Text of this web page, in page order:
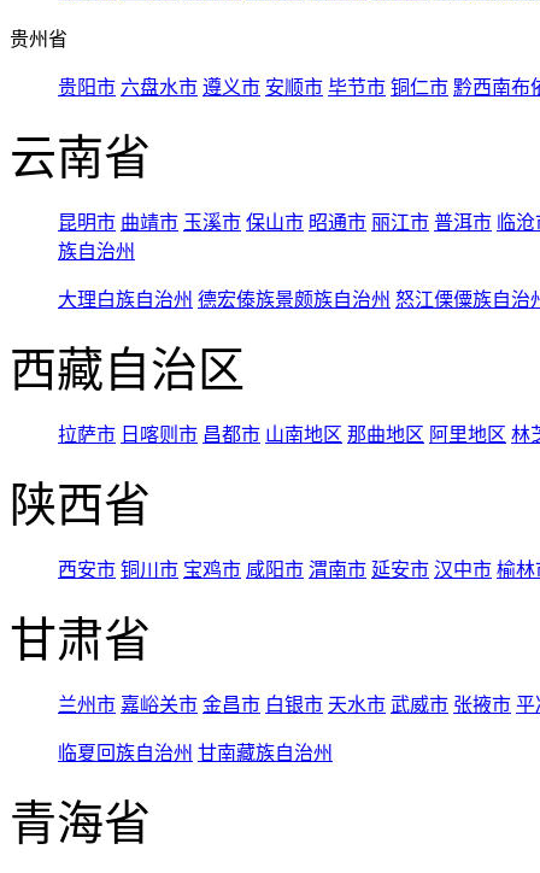
贵州省
贵阳市 六盘水市 遵义市 安顺市 毕节市 铜仁市 黔西南布
云南省
昆明市 曲靖市 玉溪市 保山市 昭通市 丽江市 普洱市 临
族自治州
大理白族自治州 德宏傣族景颇族自治州 怒江傈僳族自治
西藏自治区
拉萨市 日喀则市 昌都市 山南地区 那曲地区 阿里地区 林
陕西省
西安市 铜川市 宝鸡市 咸阳市 渭南市 延安市 汉中市 榆林
甘肃省
兰州市 嘉峪关市 金昌市 白银市 天水市 武威市 张掖市 平
临夏回族自治州 甘南藏族自治州
青海省